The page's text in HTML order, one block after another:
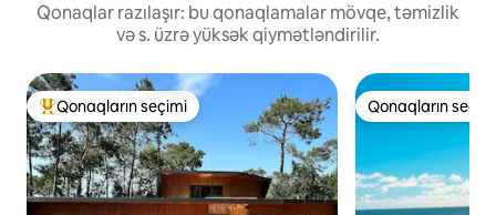
Qonaqlar razılaşır: bu qonaqlamalar mövqe, təmizlik
və s. üzrə yüksək qiymətləndirilir.
Populyar "Qonaqların seçimi"
Qonaqların seçimi Qonaqların
Qonaqların